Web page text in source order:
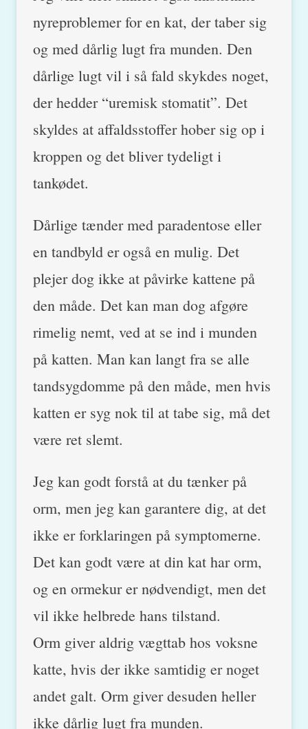
nyreproblemer for en kat, der taber sig
og med dårlig lugt fra munden. Den
dårlige lugt vil i så fald skykdes noget,
der hedder “uremisk stomatit”. Det
skyldes at affaldsstoffer hober sig op i
kroppen og det bliver tydeligt i
tankødet.
Dårlige tænder med paradentose eller
en tandbyld er også en mulig. Det
plejer dog ikke at påvirke kattene på
den måde. Det kan man dog afgøre
rimelig nemt, ved at se ind i munden
på katten. Man kan langt fra se alle
tandsygdomme på den måde, men hvis
katten er syg nok til at tabe sig, må det
være ret slemt.
Jeg kan godt forstå at du tænker på
orm, men jeg kan garantere dig, at det
ikke er forklaringen på symptomerne.
Det kan godt være at din kat har orm,
og en ormekur er nødvendigt, men det
vil ikke helbrede hans tilstand.
Orm giver aldrig vægttab hos voksne
katte, hvis der ikke samtidig er noget
andet galt. Orm giver desuden heller
ikke dårlig lugt fra munden.